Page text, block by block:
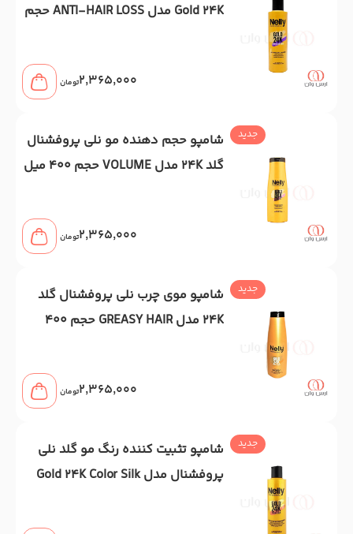
Gold 24K مدل ANTI-HAIR LOSS حجم
2,365,000تومان
جدید
شامپو حجم دهنده مو نلی پروفشنال
گلد 24K مدل VOLUME حجم 400 میل
2,365,000تومان
جدید
شامپو موی چرب نلی پروفشنال گلد
24K مدل GREASY HAIR حجم 400
2,365,000تومان
جدید
شامپو تثبیت کننده رنگ مو گلد نلی
پروفشنال مدل Gold 24K Color Silk